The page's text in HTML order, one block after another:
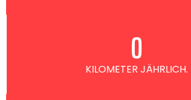
KILOMETER JÄHRLICH.
0